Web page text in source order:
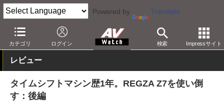
Powered by Translate
カテゴリ ログイン 検索 Impressサイト
AV Watch 製品 テレビ 東芝
レビュー
タイムシフトマシン歴1年。REGZA Z7を使い倒
す：後編